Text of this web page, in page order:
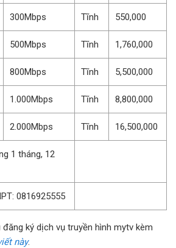
300Mbps Tĩnh 550,000
500Mbps Tĩnh 1,760,000
800Mbps Tĩnh 5,500,000
1.000Mbps Tĩnh 8,800,000
2.000Mbps Tĩnh 16,500,000
1 tháng, 12
0816925555
ký dịch vụ truyền hình mytv kèm
này.